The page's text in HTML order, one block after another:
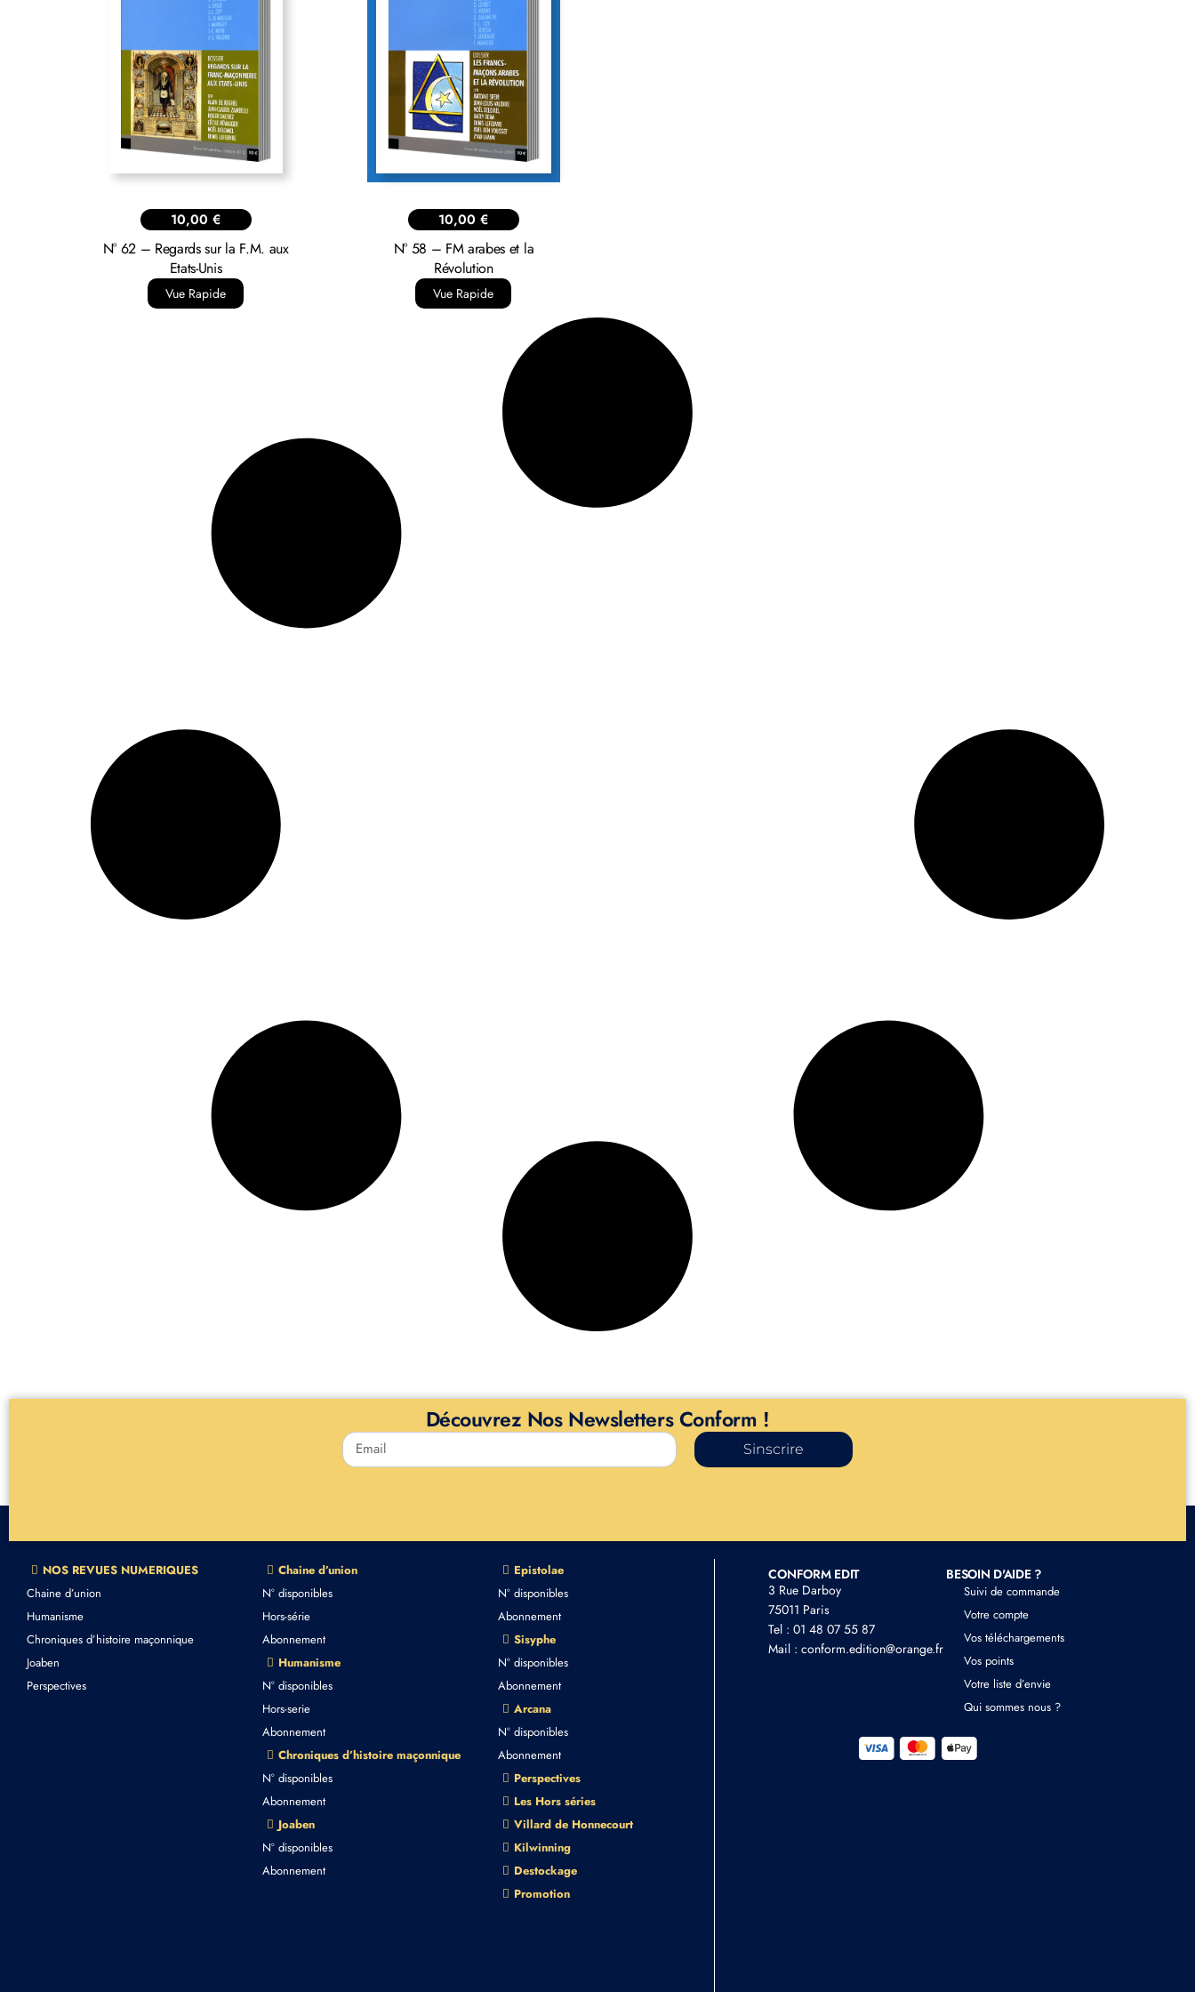
10,00€
N° 62 – Regards sur la F.M. aux
Etats-Unis
Vue Rapide
10,00€
N° 58 – FM arabes et la
Révolution
Vue Rapide
Découvrez Nos Newsletters Conform !
Sinscrire
NOS REVUES NUMERIQUES
Chaine d’union
Humanisme
Chroniques d’histoire maçonnique
Joaben
Perspectives
Chaine d’union
N° disponibles
Hors-série
Abonnement
Humanisme
N° disponibles
Hors-serie
Abonnement
Chroniques d’histoire maçonnique
N° disponibles
Abonnement
Joaben
N° disponibles
Abonnement
Epistolae
N° disponibles
Abonnement
Sisyphe
N° disponibles
Abonnement
Arcana
N° disponibles
Abonnement
Perspectives
Les Hors séries
Villard de Honnecourt
Kilwinning
Destockage
Promotion
CONFORM EDIT
3 Rue Darboy
75011 Paris
Tel : 01 48 07 55 87
Mail : conform.edition@orange.fr
BESOIN D'AIDE ?
Suivi de commande
Votre compte
Vos téléchargements
Vos points
Votre liste d’envie
Qui sommes nous ?